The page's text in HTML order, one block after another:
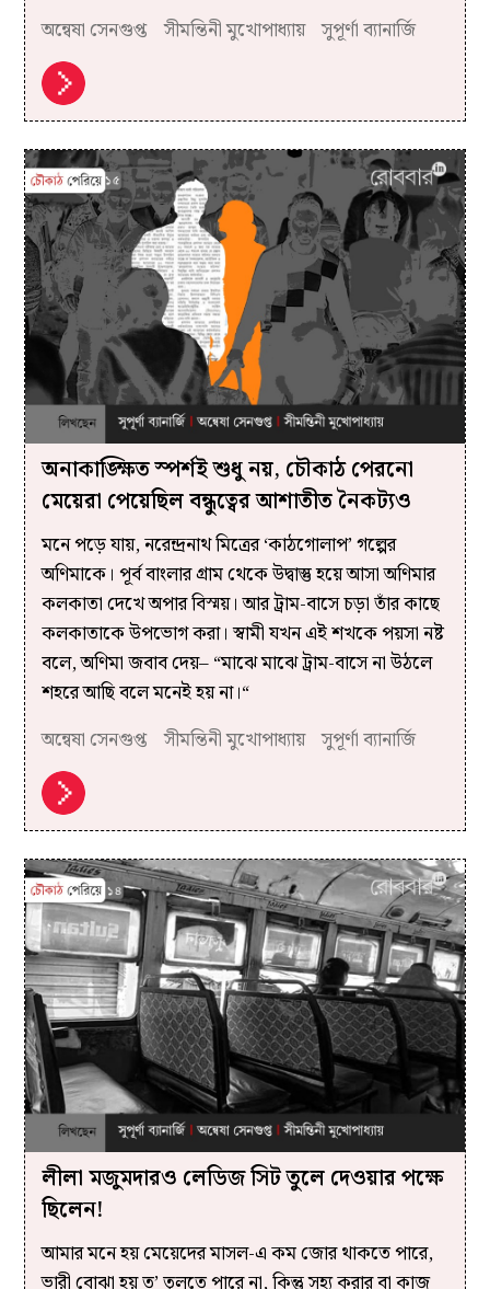
অন্বেষা সেনগুপ্ত সীমন্তিনী মুখোপাধ্যায় সুপূর্ণা ব্যানার্জি
অনাকাঙ্ক্ষিত স্পর্শই শুধু নয়, চৌকাঠ পেরনো
মেয়েরা পেয়েছিল বন্ধুত্বের আশাতীত নৈকট্যও
মনে পড়ে যায়, নরেন্দ্রনাথ মিত্রের ‘কাঠগোলাপ’ গল্পের
অণিমাকে। পূর্ব বাংলার গ্রাম থেকে উদ্বাস্তু হয়ে আসা অণিমার
কলকাতা দেখে অপার বিস্ময়। আর ট্রাম-বাসে চড়া তাঁর কাছে
কলকাতাকে উপভোগ করা। স্বামী যখন এই শখকে পয়সা নষ্ট
বলে, অণিমা জবাব দেয়– “মাঝে মাঝে ট্রাম-বাসে না উঠলে
শহরে আছি বলে মনেই হয় না।“
অন্বেষা সেনগুপ্ত সীমন্তিনী মুখোপাধ্যায় সুপূর্ণা ব্যানার্জি
লীলা মজুমদারও লেডিজ সিট তুলে দেওয়ার পক্ষে
ছিলেন!
আমার মনে হয় মেয়েদের মাসল-এ কম জোর থাকতে পারে,